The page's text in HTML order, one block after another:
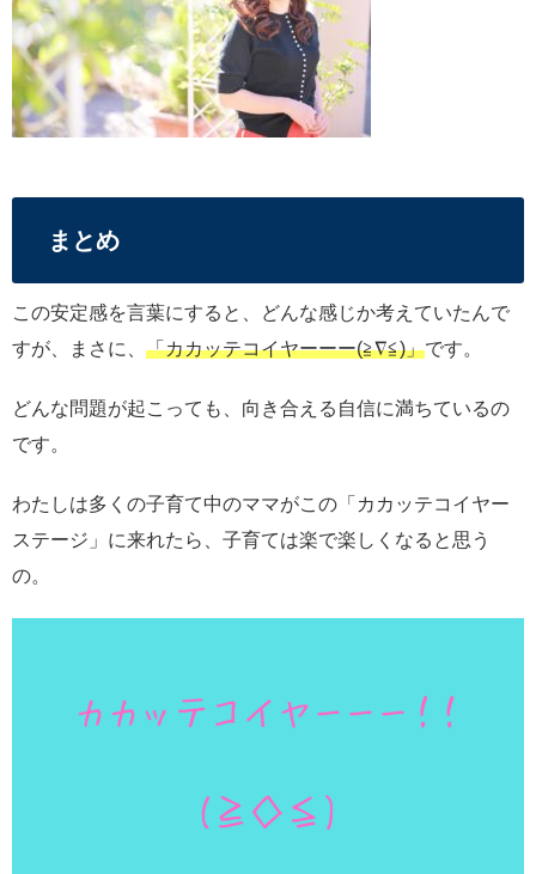
まとめ
この安定感を言葉にすると、どんな感じか考えていたんで
すが、まさに、 「カカッテコイヤーーー(≧∇≦)」です。
どんな問題が起こっても、向き合える自信に満ちているの
です。
わたしは多くの子育て中のママがこの「カカッテコイヤー
ステージ」に来れたら、子育ては楽で楽しくなると思う
の。